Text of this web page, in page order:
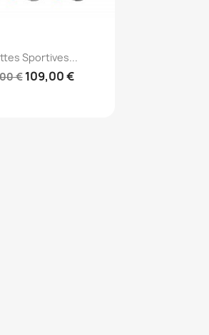
rapide
Sportives...
€ 109,00 €